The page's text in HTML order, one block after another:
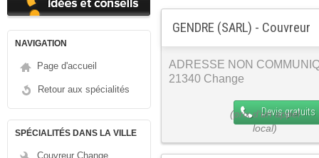
NAVIGATION
Page d'accueil
Retour aux spécialités
SPÉCIALITÉS DANS LA VILLE
Couvreur Change
GENDRE (SARL) - Couvreur
ADRESSE NON
21340 Change
Devis gratuits